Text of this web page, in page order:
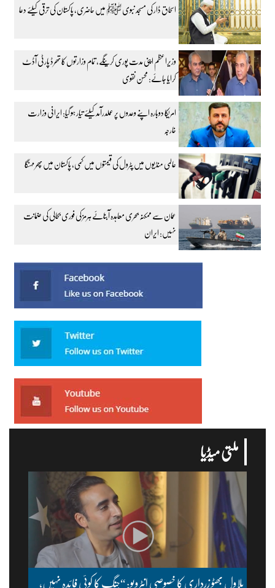
اسحاق ڈار کی مسجد نبوی ﷺ میں حاضری، پاکستان کی ترقی کیلئے دعا
وزیراعظم اپنی مدت پوری کرینگے، تمام وزارتوں کا تھرڈ پارٹی آڈٹ
کرایا جائے: محسن نقوی
امریکا دوبارہ اپنے وعدوں پر عملدرآمد کیلئے تیار ہو گیا: ایرانی وزارت
خارجہ
عالمی منڈیوں میں پٹرول کی قیمتوں میں کمی، پاکستان میں پھر مہنگا
عمان سے ممکنہ بحری معاہدہ آبنائے ہرمز کی فوری بحالی کی ضمانت
نہیں: ایران
ملتی میڈیا
بلاول بھٹو زرداری کا خصوصی انٹرویو: “جنگ کا کوئی فائدہ نہیں،